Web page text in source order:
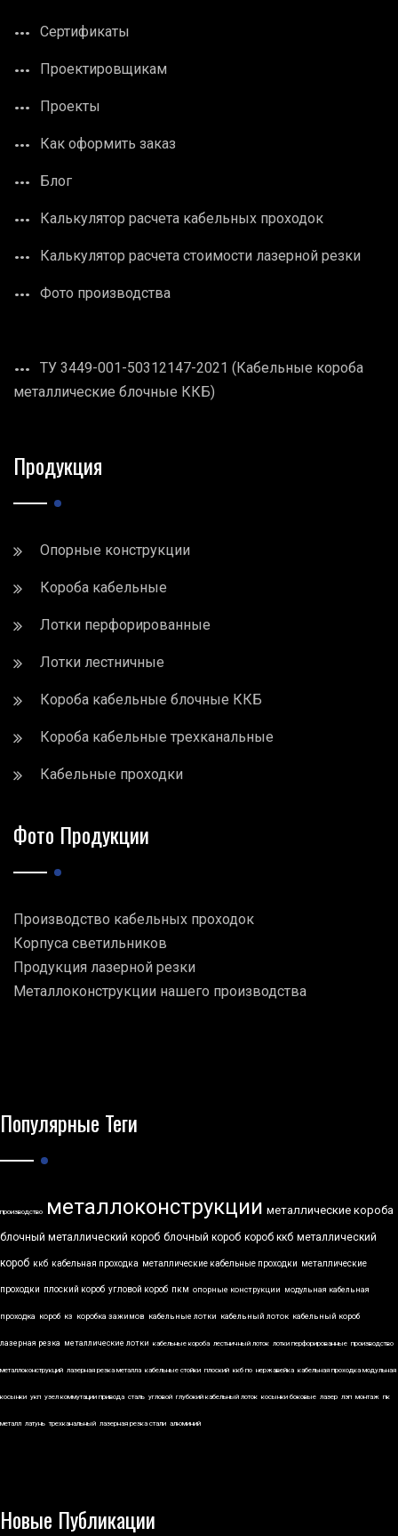
Сертификаты
Проектировщикам
Проекты
Как оформить заказ
Блог
Калькулятор расчета кабельных проходок
Калькулятор расчета стоимости лазерной резки
Фото производства
ТУ 3449-001-50312147-2021 (Кабельные короба
металлические блочные ККБ)
Продукция
Опорные конструкции
Короба кабельные
Лотки перфорированные
Лотки лестничные
Короба кабельные блочные ККБ
Короба кабельные трехканальные
Кабельные проходки
Фото Продукции
Производство кабельных проходок
Корпуса светильников
Продукция лазерной резки
Металлоконструкции нашего производства
Популярные Теги
производство металлоконструкции металлические короба
блочный металлический короб блочный короб короб ккб металлический
короб ккб кабельная проходка металлические кабельные проходки металлические
проходки плоский короб угловой короб пкм опорные конструкции модульная кабельная
проходка короб кз коробка зажимов кабельные лотки кабельный лоток кабельный короб
лазерная резка металлические лотки кабельные короба лестничный лоток лотки перфорированные производство
металлоконструкций лазерная резка металла кабельные стойки плоский ккб по нержавейка кабельная проходка модульная
косынки укп узел коммутации привода сталь угловой глубокий кабельный лоток косынки боковые лазер лэп монтаж пк
металл латунь трехканальный лазерная резка стали алюминий
Новые Публикации